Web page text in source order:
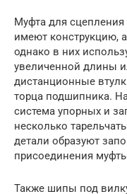
Муфта для
имеют конструкцию,
однако в них
увеличенной длины
дистанционные
торца подшипника.
система упорных и
несколько
детали образуют
присоединения
Также шипы под